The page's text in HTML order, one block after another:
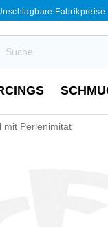
Fabrikpreise
mit Perlenimitat